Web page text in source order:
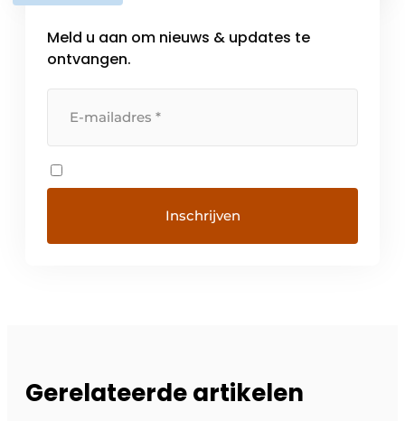
Meld u aan om nieuws & updates te
ontvangen.
Gerelateerde artikelen